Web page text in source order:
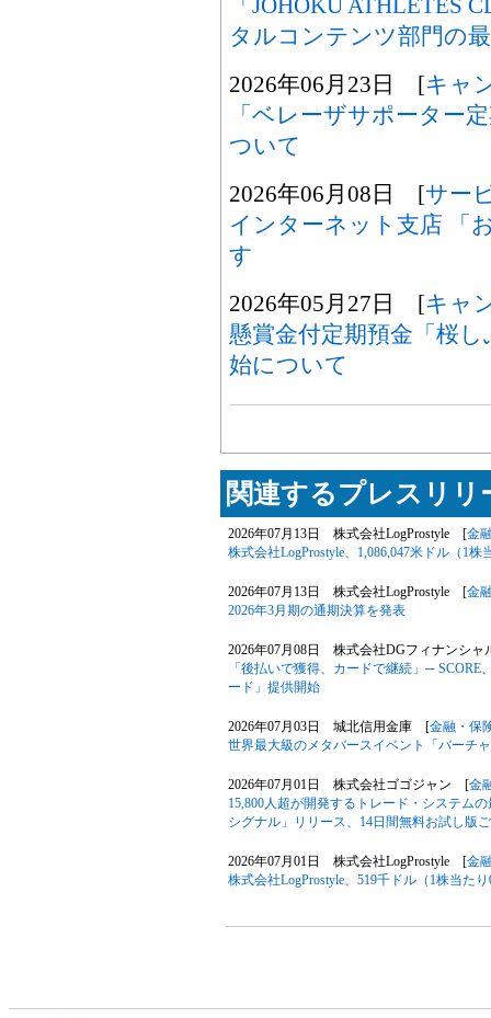
「JOHOKU ATHLETES
タルコンテンツ部門の
2026年06月23日 [キャ
「ベレーザサポーター
ついて
2026年06月08日 [サー
インターネット支店 「
す
2026年05月27日 [キャ
懸賞金付定期預金「桜
始について
関連するプレスリリ
2026年07月13日 株式会社LogProstyle [金
株式会社LogProstyle、1,086,047米ドル（1
2026年07月13日 株式会社LogProstyle [金
2026年3月期の通期決算を発表
2026年07月08日 株式会社DGフィナンシ
「後払いで獲得、カードで継続」─
ード」提供開始
2026年07月03日 城北信用金庫 [金融・保
世界最大級のメタバースイベント「バーチ
2026年07月01日 株式会社ゴゴジャン [金
15,800人超が開発するトレード・システム
シグナル」リリース、14日間無料お試し版
2026年07月01日 株式会社LogProstyle [金
株式会社LogProstyle、519千ドル（1株当た